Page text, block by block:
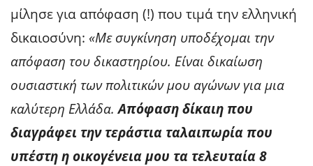
μίλησε για απόφαση (!) που τιμά την ελληνική
δικαιοσύνη: «Με συγκίνηση υποδέχομαι την
απόφαση του δικαστηρίου. Είναι δικαίωση
ουσιαστική των πολιτικών μου αγώνων για μια
καλύτερη Ελλάδα. Απόφαση δίκαιη που
διαγράφει την τεράστια ταλαιπωρία που
υπέστη η οικογένεια μου τα τελευταία 8